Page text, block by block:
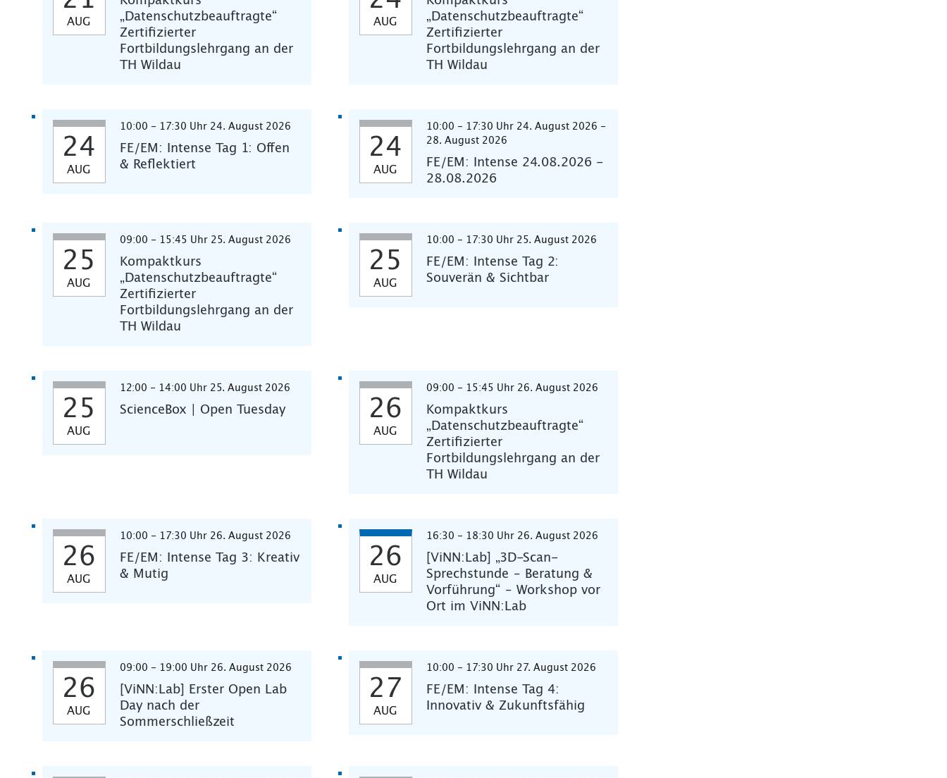
AUG
„Datenschutzbeauftragte“
Zertifizierter
Fortbildungslehrgang an der
TH Wildau
AUG
„Datenschutzbeauftragte“
Zertifizierter
Fortbildungslehrgang an der
TH Wildau
24
AUG
10:00 - 17:30 Uhr 24. August 2026
FE/EM: Intense Tag 1: Offen
& Reflektiert
24
AUG
10:00 - 17:30 Uhr 24. August 2026 -
28. August 2026
FE/EM: Intense 24.08.2026 -
28.08.2026
25
AUG
09:00 - 15:45 Uhr 25. August 2026
Kompaktkurs
„Datenschutzbeauftragte“
Zertifizierter
Fortbildungslehrgang an der
TH Wildau
25
AUG
10:00 - 17:30 Uhr 25. August 2026
FE/EM: Intense Tag 2:
Souverän & Sichtbar
25
AUG
12:00 - 14:00 Uhr 25. August 2026
ScienceBox | Open Tuesday 26
AUG
09:00 - 15:45 Uhr 26. August 2026
Kompaktkurs
„Datenschutzbeauftragte“
Zertifizierter
Fortbildungslehrgang an der
TH Wildau
26
AUG
10:00 - 17:30 Uhr 26. August 2026
FE/EM: Intense Tag 3: Kreativ
& Mutig
26
AUG
16:30 - 18:30 Uhr 26. August 2026
[ViNN:Lab] „3D-Scan-
Sprechstunde – Beratung &
Vorführung“ – Workshop vor
Ort im ViNN:Lab
26
AUG
09:00 - 19:00 Uhr 26. August 2026
[ViNN:Lab] Erster Open Lab
Day nach der
Sommerschließzeit
27
AUG
10:00 - 17:30 Uhr 27. August 2026
FE/EM: Intense Tag 4:
Innovativ & Zukunftsfähig